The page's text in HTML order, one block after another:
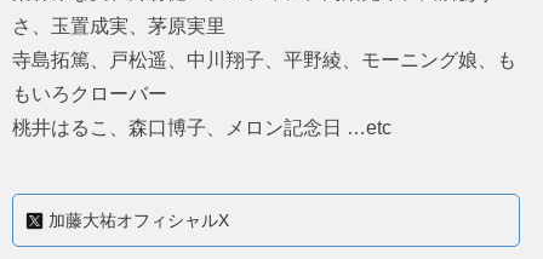
さ、玉置成実、茅原実里
寺島拓篤、戸松遥、中川翔子、平野綾、モーニング娘、も
もいろクローバー
桃井はるこ、森口博子、メロン記念日 …etc
加藤大祐オフィシャルX